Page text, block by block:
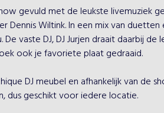
gevuld met de leukste livemuziek
Dennis Wiltink. In een mix van
vaste DJ, DJ Jurjen draait daarbij
ook je favoriete plaat gedraaid.
DJ meubel en afhankelijk van de
dus geschikt voor iedere locatie.